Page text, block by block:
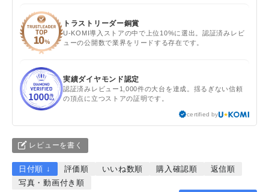
トラストリーダー銅賞
U-KOMI導入ストアの中で上位10%に選出。認証済みレビ
ューの公開数で業界をリードする存在です。
実績ダイヤモンド認定
認証済みレビュー1,000件の大台を達成。揺るぎない信頼
の頂点に立つストアの証明です。
certified by
レビューを書く
日付順 ↓ 評価順 いいね数順 購入確認順
返信順
写真・動画付き順